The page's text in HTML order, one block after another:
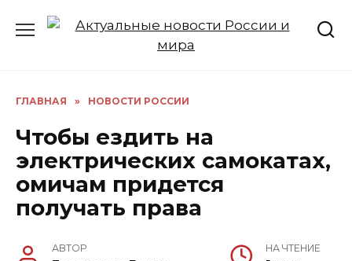
ГЛАВНАЯ » НОВОСТИ РОССИИ
Чтобы ездить на
электрических самокатах,
омичам придется
получать права
АВТОР НА ЧТЕНИЕ